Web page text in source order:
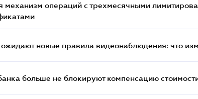
механизм операций с трехмесячными
новые правила видеонаблюдения: что
больше не блокируют компенсацию